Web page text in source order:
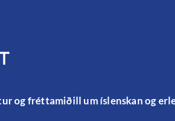
og fréttamiðill um íslenskan og